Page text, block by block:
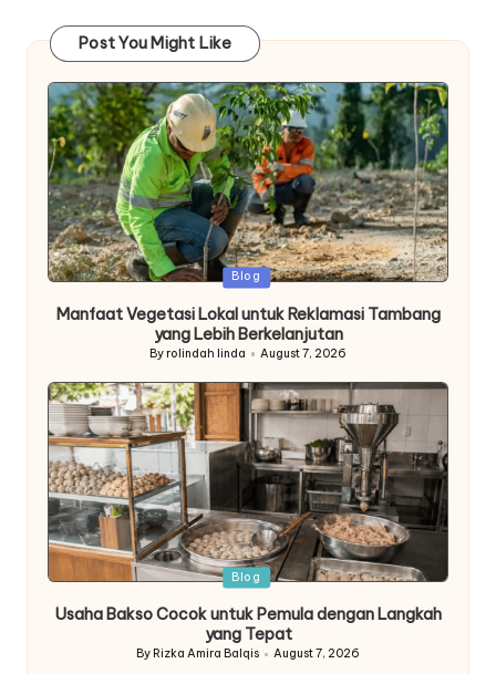
Post You Might Like
Posted
Blog
Manfaat Vegetasi Lokal untuk Reklamasi Tambang
yang Lebih Berkelanjutan
Posted
By rolindah linda August 7, 2026
Posted
Blog
Usaha Bakso Cocok untuk Pemula dengan Langkah
yang Tepat
Posted
By Rizka Amira Balqis August 7, 2026